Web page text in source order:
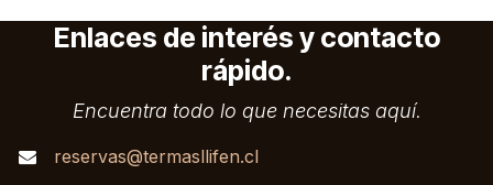
Enlaces de interés y contacto
rápido.
Encuentra todo lo que necesitas aquí.
reservas@termasllifen.cl